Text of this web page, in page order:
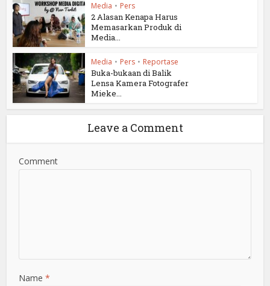
Media • Pers
2 Alasan Kenapa Harus
Memasarkan Produk di
Media...
Media • Pers • Reportase
Buka-bukaan di Balik
Lensa Kamera Fotografer
Mieke...
Leave a Comment
Comment
Name *